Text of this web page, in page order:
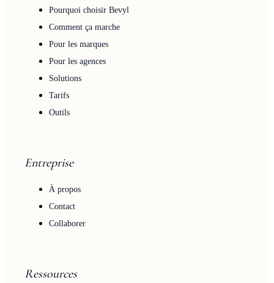
Pourquoi choisir Bevyl
Comment ça marche
Pour les marques
Pour les agences
Solutions
Tarifs
Outils
Entreprise
À propos
Contact
Collaborer
Ressources